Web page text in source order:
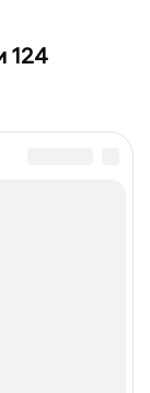
124